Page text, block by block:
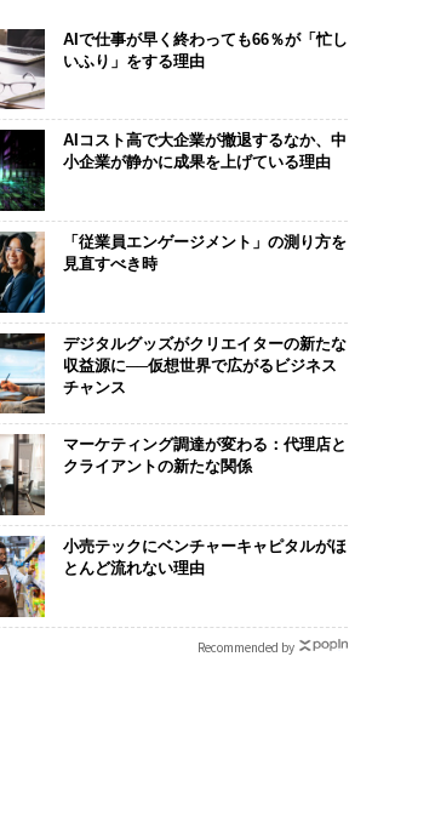
AIで仕事が早く終わっても66％が「忙し
いふり」をする理由
AIコスト高で大企業が撤退するなか、中
小企業が静かに成果を上げている理由
「従業員エンゲージメント」の測り方を
見直すべき時
デジタルグッズがクリエイターの新たな
収益源に──仮想世界で広がるビジネス
チャンス
マーケティング調達が変わる：代理店と
クライアントの新たな関係
小売テックにベンチャーキャピタルがほ
とんど流れない理由
Recommended by